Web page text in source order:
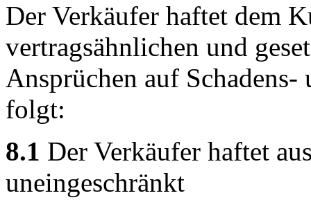
Der Verkäufer haftet dem
vertragsähnlichen und
Ansprüchen auf
folgt:
8.1 Der Verkäufer haftet
uneingeschränkt